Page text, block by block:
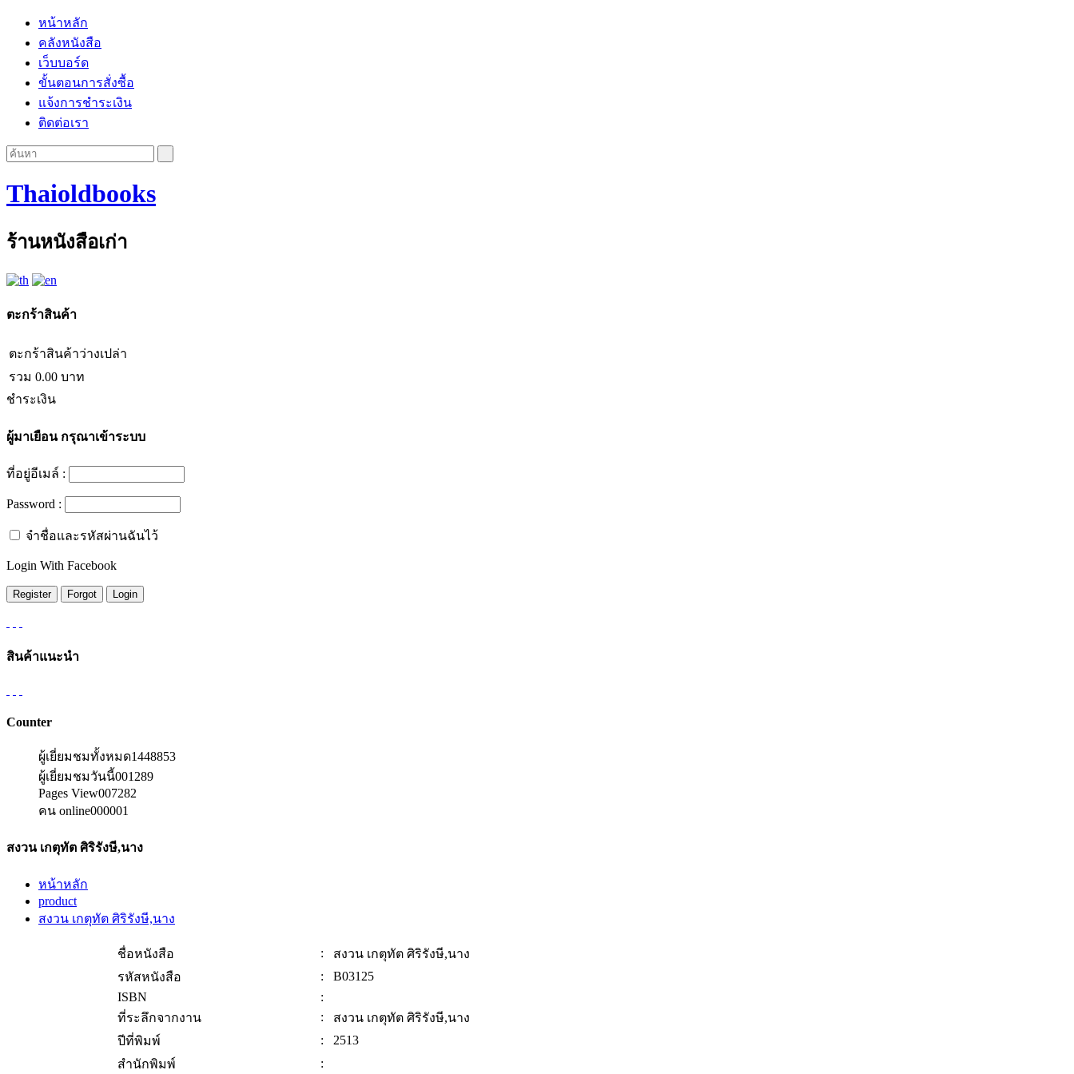
หน้าหลัก
คลังหนังสือ
เว็บบอร์ด
ขั้นตอนการสั่งซื้อ
แจ้งการชำระเงิน
ติดต่อเรา
Thaioldbooks
ร้านหนังสือเก่า
ตะกร้าสินค้า
ตะกร้าสินค้าว่างเปล่า
รวม 0.00 บาท
ชำระเงิน
ผู้มาเยือนกรุณาเข้าระบบ
ที่อยู่อีเมล์ :
Password :
จำชื่อและรหัสผ่านฉันไว้
Login With Facebook
สินค้าแนะนำ
Counter
ผู้เยี่ยมชมทั้งหมด1448853
ผู้เยี่ยมชมวันนี้001289
Pages View007282
คน online000001
สงวน เกตุทัต ศิริรังษี,นาง
หน้าหลัก
product
สงวน เกตุทัต ศิริรังษี,นาง
ชื่อหนังสือ :
สงวน เกตุทัต ศิริรังษี,นาง
รหัสหนังสือ
:
B03125
ISBN
:
ที่ระลึกจากงาน
:
สงวน เกตุทัต ศิริรังษี,นาง
ปีที่พิมพ์
:
2513
สำนักพิมพ์
: